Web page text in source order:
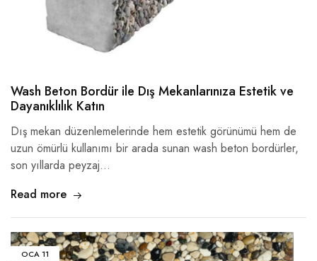
Wash Beton Bordür ile Dış Mekanlarınıza Estetik ve
Dayanıklılık Katın
Dış mekan düzenlemelerinde hem estetik görünümü hem de
uzun ömürlü kullanımı bir arada sunan wash beton bordürler,
son yıllarda peyzaj…
Read more
OCA11